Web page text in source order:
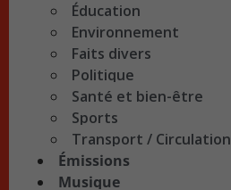
Éducation
Environnement
Faits divers
Politique
Santé et bien-être
Sports
Transport / Circulation
Émissions
Musique